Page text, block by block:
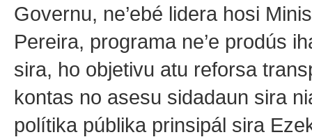
Governu, ne’ebé lidera hosi
Pereira, programa ne’e prodús
sira, ho objetivu atu reforsa
kontas no asesu sidadaun sira
polítika públika prinsipál sira